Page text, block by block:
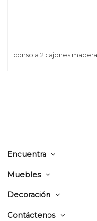
consola 2 cajones
Encuentra
Muebles
Decoración
Contáctenos